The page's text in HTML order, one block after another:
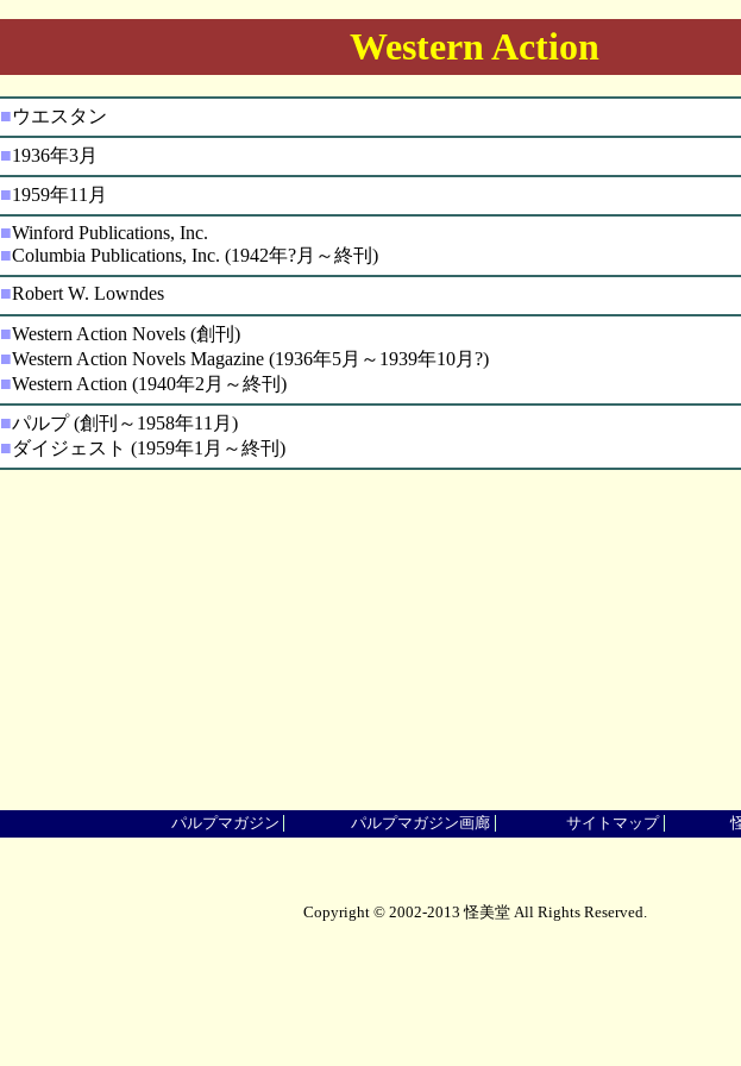
Western Action
■ウエスタン
■1936年3月
■1959年11月
■Winford Publications, Inc.
■Columbia Publications, Inc. (1942年?月～終刊)
■Robert W. Lowndes
■Western Action Novels (創刊)
■Western Action Novels Magazine (1936年5月～1939年10月?)
■Western Action (1940年2月～終刊)
■パルプ (創刊～1958年11月)
■ダイジェスト (1959年1月～終刊)
パルプマガジン パルプマガジン画廊 サイトマップ
Copyright © 2002-2013 怪美堂 All Rights Reserved.